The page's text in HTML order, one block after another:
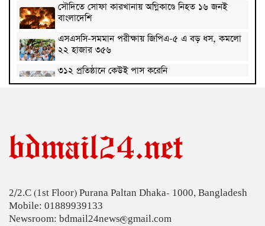
সৌদিতে সোফা কারখানায় অগ্নিকাণ্ডে নিহত ১৬ জনই
বাংলাদেশি
এসএসসি-সমমান পরীক্ষায় জিপিএ-৫ এ বড় ধস, কমলো
২২ হাজার ৩৫৬
৩১২ প্রতিষ্ঠানে কেউই পাস করেনি
সৌদিতে কারখানায় ভয়াবহ আগুনে নওগাঁর ৭ প্রবাসীর
মৃত্যু
রাষ্ট্রপতির শপথ গ্রহণ অনুষ্ঠান পরিচালনায় ৬ কমিটি
2/2.C (1st Floor) Purana Paltan Dhaka- 1000, Bangladesh
Mobile: 01889939133
Newsroom: bdmail24news@gmail.com